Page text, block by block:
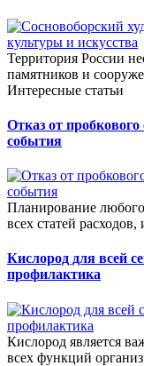
Территория России
памятников и
Интересные статьи
Отказ от
события
Планирование любого
всех статей расходов,
Кислород для всей
профилактика
Кислород является
всех функций